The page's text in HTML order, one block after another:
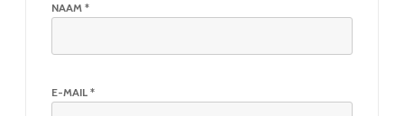
NAAM *
E-MAIL *